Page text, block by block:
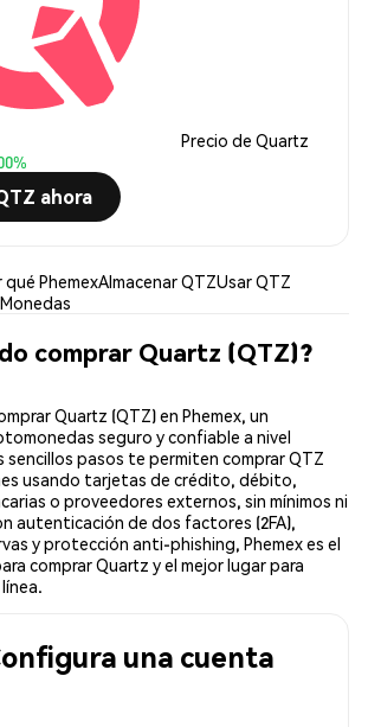
Precio de Quartz
ahora
qué PhemexAlmacenar QTZUsar QTZ
comprar Quartz (QTZ)?
Quartz (QTZ) en Phemex, un
seguro y confiable a nivel
sencillos pasos te permiten comprar QTZ
usando tarjetas de crédito, débito,
o proveedores externos, sin mínimos ni
autenticación de dos factores (2FA),
y protección anti-phishing, Phemex es el
comprar Quartz y el mejor lugar para
una cuenta